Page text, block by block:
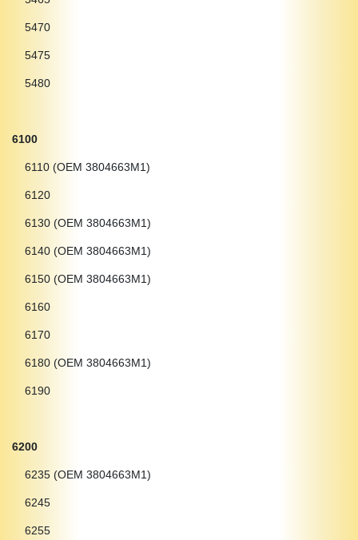
5470
5475
5480
6100
6110 (OEM 3804663M1)
6120
6130 (OEM 3804663M1)
6140 (OEM 3804663M1)
6150 (OEM 3804663M1)
6160
6170
6180 (OEM 3804663M1)
6190
6200
6235 (OEM 3804663M1)
6245
6255